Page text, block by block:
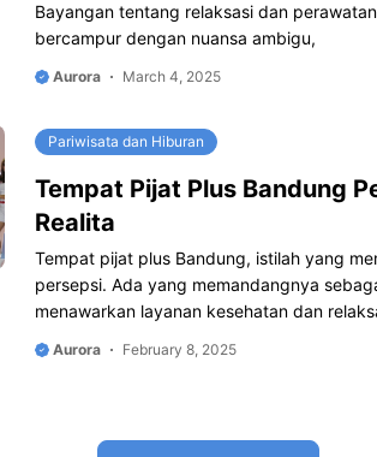
Bayangan tentang relaksasi dan
bercampur dengan nuansa ambigu,
Aurora March 4, 2025
Pariwisata dan Hiburan
Tempat Pijat Plus Bandung
Realita
Tempat pijat plus Bandung, istilah yang
persepsi. Ada yang memandangnya
menawarkan layanan kesehatan dan
Aurora February 8, 2025